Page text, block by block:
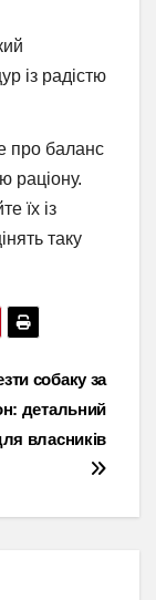
із радістю
про баланс
раціону.
їх із
таку
собаку за
детальний
власників